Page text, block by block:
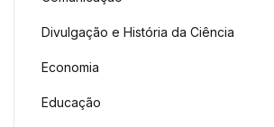
Divulgação e História da Ciência
Economia
Educação